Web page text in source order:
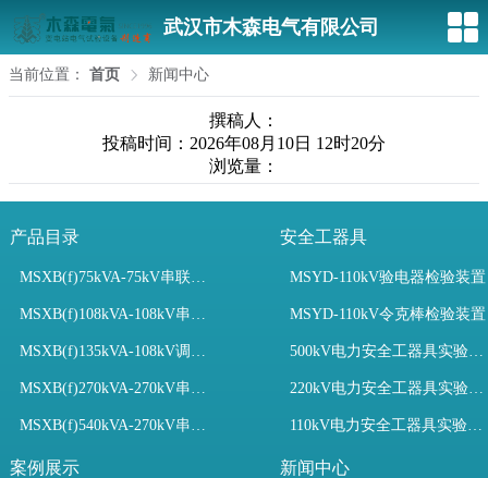
武汉市木森电气有限公司
当前位置： 首页 新闻中心
撰稿人：
投稿时间：2026年08月10日 12时20分
浏览量：
产品目录
MSXB(f)75kVA-75kV串联谐振装置
MSXB(f)108kVA-108kV串联谐振试验装置
MSXB(f)135kVA-108kV调频串联谐振试验装置
MSXB(f)270kVA-270kV串联谐振
MSXB(f)540kVA-270kV串联谐振试验装置
安全工器具
MSYD-110kV验电器检验装置
MSYD-110kV令克棒检验装置
500kV电力安全工器具实验室配置
220kV电力安全工器具实验室配置
110kV电力安全工器具实验室配置
案例展示 新闻中心